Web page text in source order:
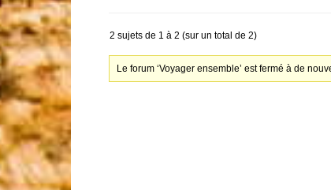
2 sujets de 1 à 2 (sur un total de 2)
Le forum ‘Voyager ensemble’ est fermé à de